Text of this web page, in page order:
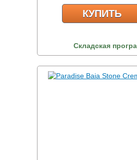
КУПИТЬ
Складская